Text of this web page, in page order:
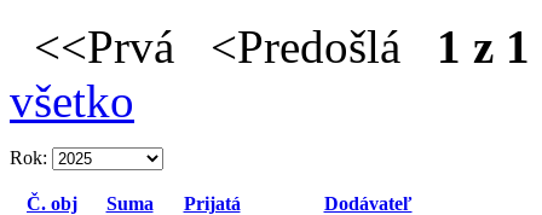
<<Prvá <Predošlá 1 z 1
všetko
Rok:
Č. obj Suma Prijatá
Dodávateľ